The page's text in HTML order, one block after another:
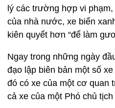
lý các trường hợp vi
của nhà nước, xe biển
kiên quyết hơn “để làm
Ngay trong những ngày
đạo lập biên bản một số
đó có xe của một cơ quan
cả xe của một Phó chủ tịch